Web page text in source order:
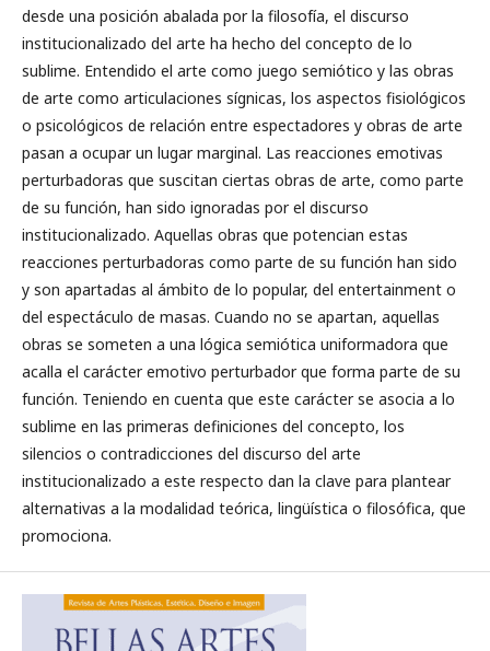
desde una posición abalada por la filosofía, el discurso
institucionalizado del arte ha hecho del concepto de lo
sublime. Entendido el arte como juego semiótico y las obras
de arte como articulaciones sígnicas, los aspectos fisiológicos
o psicológicos de relación entre espectadores y obras de arte
pasan a ocupar un lugar marginal. Las reacciones emotivas
perturbadoras que suscitan ciertas obras de arte, como parte
de su función, han sido ignoradas por el discurso
institucionalizado. Aquellas obras que potencian estas
reacciones perturbadoras como parte de su función han sido
y son apartadas al ámbito de lo popular, del entertainment o
del espectáculo de masas. Cuando no se apartan, aquellas
obras se someten a una lógica semiótica uniformadora que
acalla el carácter emotivo perturbador que forma parte de su
función. Teniendo en cuenta que este carácter se asocia a lo
sublime en las primeras definiciones del concepto, los
silencios o contradicciones del discurso del arte
institucionalizado a este respecto dan la clave para plantear
alternativas a la modalidad teórica, lingüística o filosófica, que
promociona.